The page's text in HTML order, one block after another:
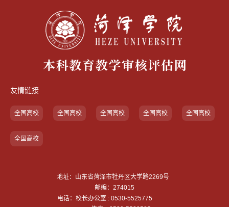
友情链接
全国高校 全国高校 全国高校 全国高校 全国高校
全国高校
地址：山东省菏泽市牡丹区大学路2269号
邮编：274015
电话：校长办公室 : 0530-5525775